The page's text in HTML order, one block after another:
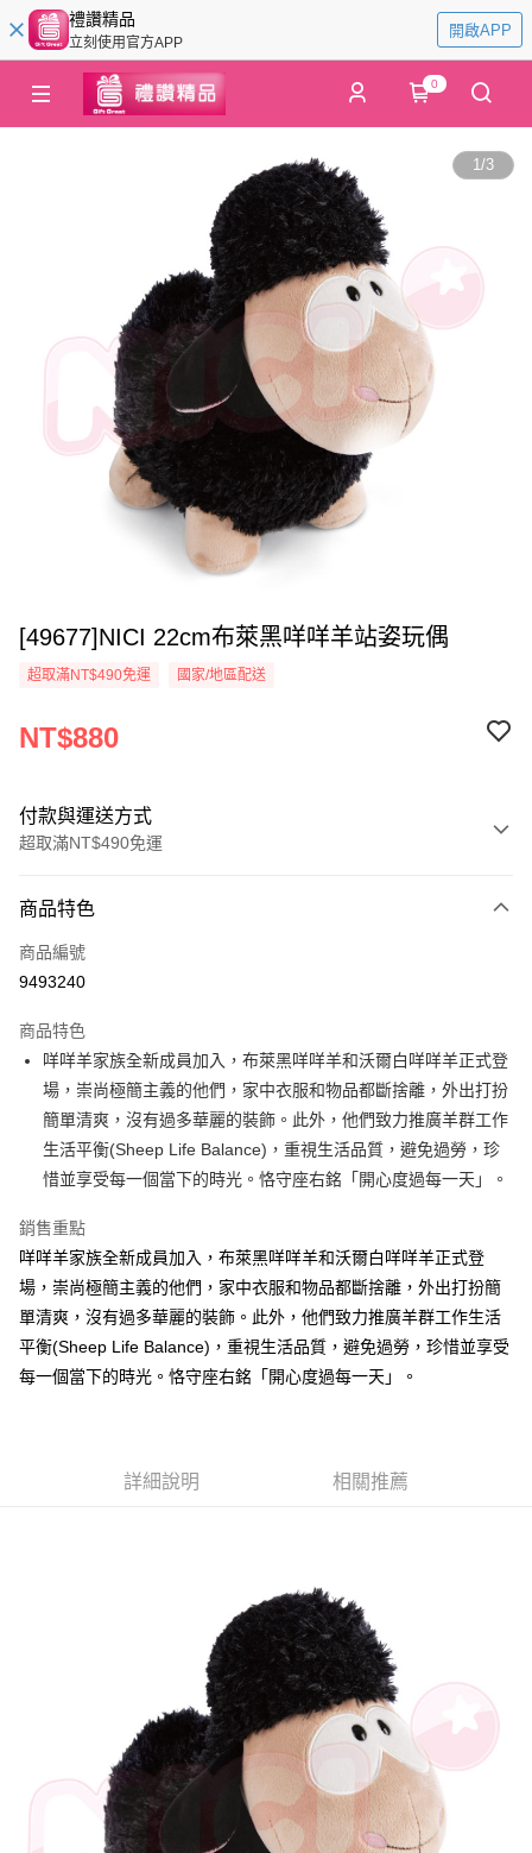
禮讚精品
立刻使用官方APP
開啟APP
0
1/3
[49677]NICI 22cm布萊黑咩咩羊站姿玩偶
超取滿NT$490免運 國家/地區配送
NT$880
付款與運送方式
超取滿NT$490免運
信用卡一次付款
超商取貨付款
Apple Pay
街口支付
悠遊付
AFTEE先享後付
相關說明
AFTEE先享後付是「在收到商品之後才付款」的支付方式。 讓您購物簡單
便利好安心！
１．簡單：不需註冊會員、不需綁卡、不需儲值。
２．便利：只要手機號碼，簡訊認證，即可結帳。
３．安心：先確認商品／服務後，再付款。
３．收到繳費通知簡訊後14天內，點擊此簡訊中的連結，可透過四大超商／
※ 交易是否成功請以「AFTEE先享後付 」之結帳頁面顯示為準，若有關於
是否繳費成功／繳費後需取消欲退款等相關疑問，請聯繫「AFTEE先享後付
https://netprotections.freshdesk.com/support/home
１．透過由恩沛科技股份有限公司提供之「AFTEE先享後付」服務完成之交
易，需依本服務之必要範圍內提供個人資料，並將交易相關給付款項請求債
權轉讓予恩沛科技股份有限公司。
２．關於個人資料處理事宜，請瀏覽以下網址：
https://aftee.tw/terms/#terms3
３．未成年的使用者請事先徵得法定代理人或監護人之同意方可使用
「AFTEE先享後付」，若未經同意申辦者引起之損失，本公司不負相關責
ATM付款
運送方式
全家付款取貨
每筆NT$100，滿NT$490(含以上)免運費
商品特色
商品編號
9493240
商品特色
咩咩羊家族全新成員加入，布萊黑咩咩羊和沃爾白咩咩羊正式登
場，崇尚極簡主義的他們，家中衣服和物品都斷捨離，外出打扮
簡單清爽，沒有過多華麗的裝飾。此外，他們致力推廣羊群工作
生活平衡(Sheep Life Balance)，重視生活品質，避免過勞，珍
惜並享受每一個當下的時光。恪守座右銘「開心度過每一天」。
銷售重點
咩咩羊家族全新成員加入，布萊黑咩咩羊和沃爾白咩咩羊正式登
場，崇尚極簡主義的他們，家中衣服和物品都斷捨離，外出打扮簡
單清爽，沒有過多華麗的裝飾。此外，他們致力推廣羊群工作生活
平衡(Sheep Life Balance)，重視生活品質，避免過勞，珍惜並享受
每一個當下的時光。恪守座右銘「開心度過每一天」。
詳細說明 相關推薦